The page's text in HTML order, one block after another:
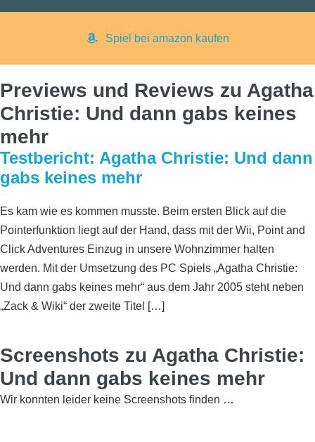
Spiel bei amazon kaufen
Previews und Reviews zu Agatha
Christie: Und dann gabs keines
mehr
Testbericht: Agatha Christie: Und dann
gabs keines mehr
Es kam wie es kommen musste. Beim ersten Blick auf die
Pointerfunktion liegt auf der Hand, dass mit der Wii, Point and
Click Adventures Einzug in unsere Wohnzimmer halten
werden. Mit der Umsetzung des PC Spiels „Agatha Christie:
Und dann gabs keines mehr“ aus dem Jahr 2005 steht neben
„Zack & Wiki“ der zweite Titel […]
Screenshots zu Agatha Christie:
Und dann gabs keines mehr
Wir konnten leider keine Screenshots finden …